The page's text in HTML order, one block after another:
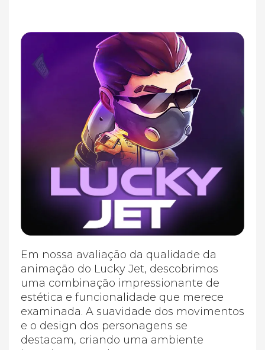
Em nossa avaliação da qualidade da
animação do Lucky Jet, descobrimos
uma combinação impressionante de
estética e funcionalidade que merece
examinada. A suavidade dos movimentos
e o design dos personagens se
destacam, criando uma ambiente